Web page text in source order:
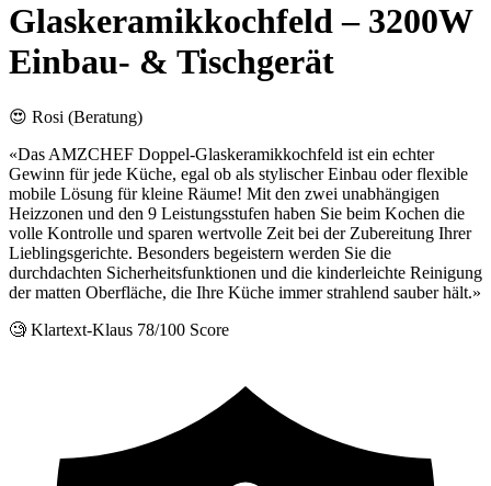
Glaskeramikkochfeld – 3200W
Einbau- & Tischgerät
😍 Rosi (Beratung)
«Das AMZCHEF Doppel-Glaskeramikkochfeld ist ein echter
Gewinn für jede Küche, egal ob als stylischer Einbau oder flexible
mobile Lösung für kleine Räume! Mit den zwei unabhängigen
Heizzonen und den 9 Leistungsstufen haben Sie beim Kochen die
volle Kontrolle und sparen wertvolle Zeit bei der Zubereitung Ihrer
Lieblingsgerichte. Besonders begeistern werden Sie die
durchdachten Sicherheitsfunktionen und die kinderleichte Reinigung
der matten Oberfläche, die Ihre Küche immer strahlend sauber hält.»
🧐 Klartext-Klaus 78/100 Score